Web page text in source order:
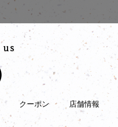
クーポン 店舗情報